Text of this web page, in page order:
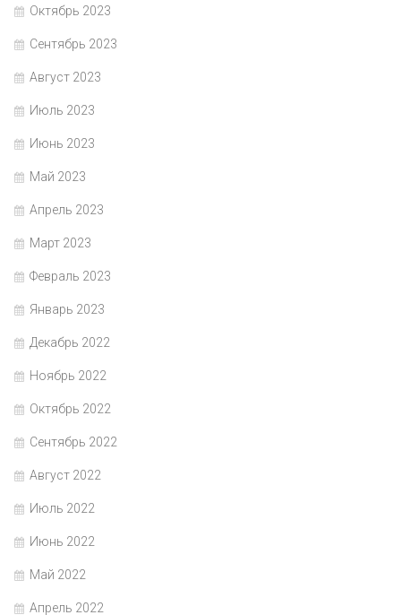
Октябрь 2023
Сентябрь 2023
Август 2023
Июль 2023
Июнь 2023
Май 2023
Апрель 2023
Март 2023
Февраль 2023
Январь 2023
Декабрь 2022
Ноябрь 2022
Октябрь 2022
Сентябрь 2022
Август 2022
Июль 2022
Июнь 2022
Май 2022
Апрель 2022